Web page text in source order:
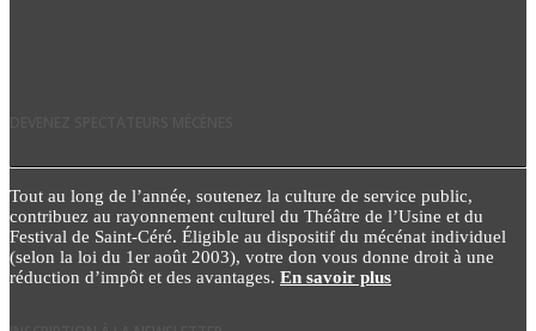
Tout au long de l’année, soutenez la culture de service public,
contribuez au rayonnement culturel du Théâtre de l’Usine et du
Festival de Saint-Céré. Éligible au dispositif du mécénat individuel
(selon la loi du 1er août 2003), votre don vous donne droit à une
réduction d’impôt et des avantages. En savoir plus